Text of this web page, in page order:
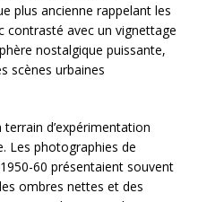
plus ancienne rappelant les
contrasté avec un vignettage
nostalgique puissante,
scènes urbaines
d’expérimentation
Les photographies de
60 présentaient souvent
ombres nettes et des